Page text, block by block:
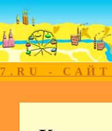
-